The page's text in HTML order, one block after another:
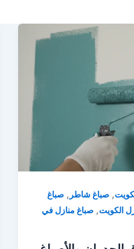
, صباغ شاطر , صباغ
الكويت, صباغ منازل في